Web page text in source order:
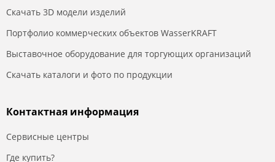
Скачать 3D модели изделий
Портфолио коммерческих объектов WasserKRAFT
Выставочное оборудование для торгующих организаций
Скачать каталоги и фото по продукции
Контактная информация
Сервисные центры
Где купить?